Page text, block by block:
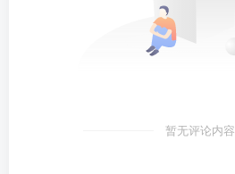
暂无评论内容